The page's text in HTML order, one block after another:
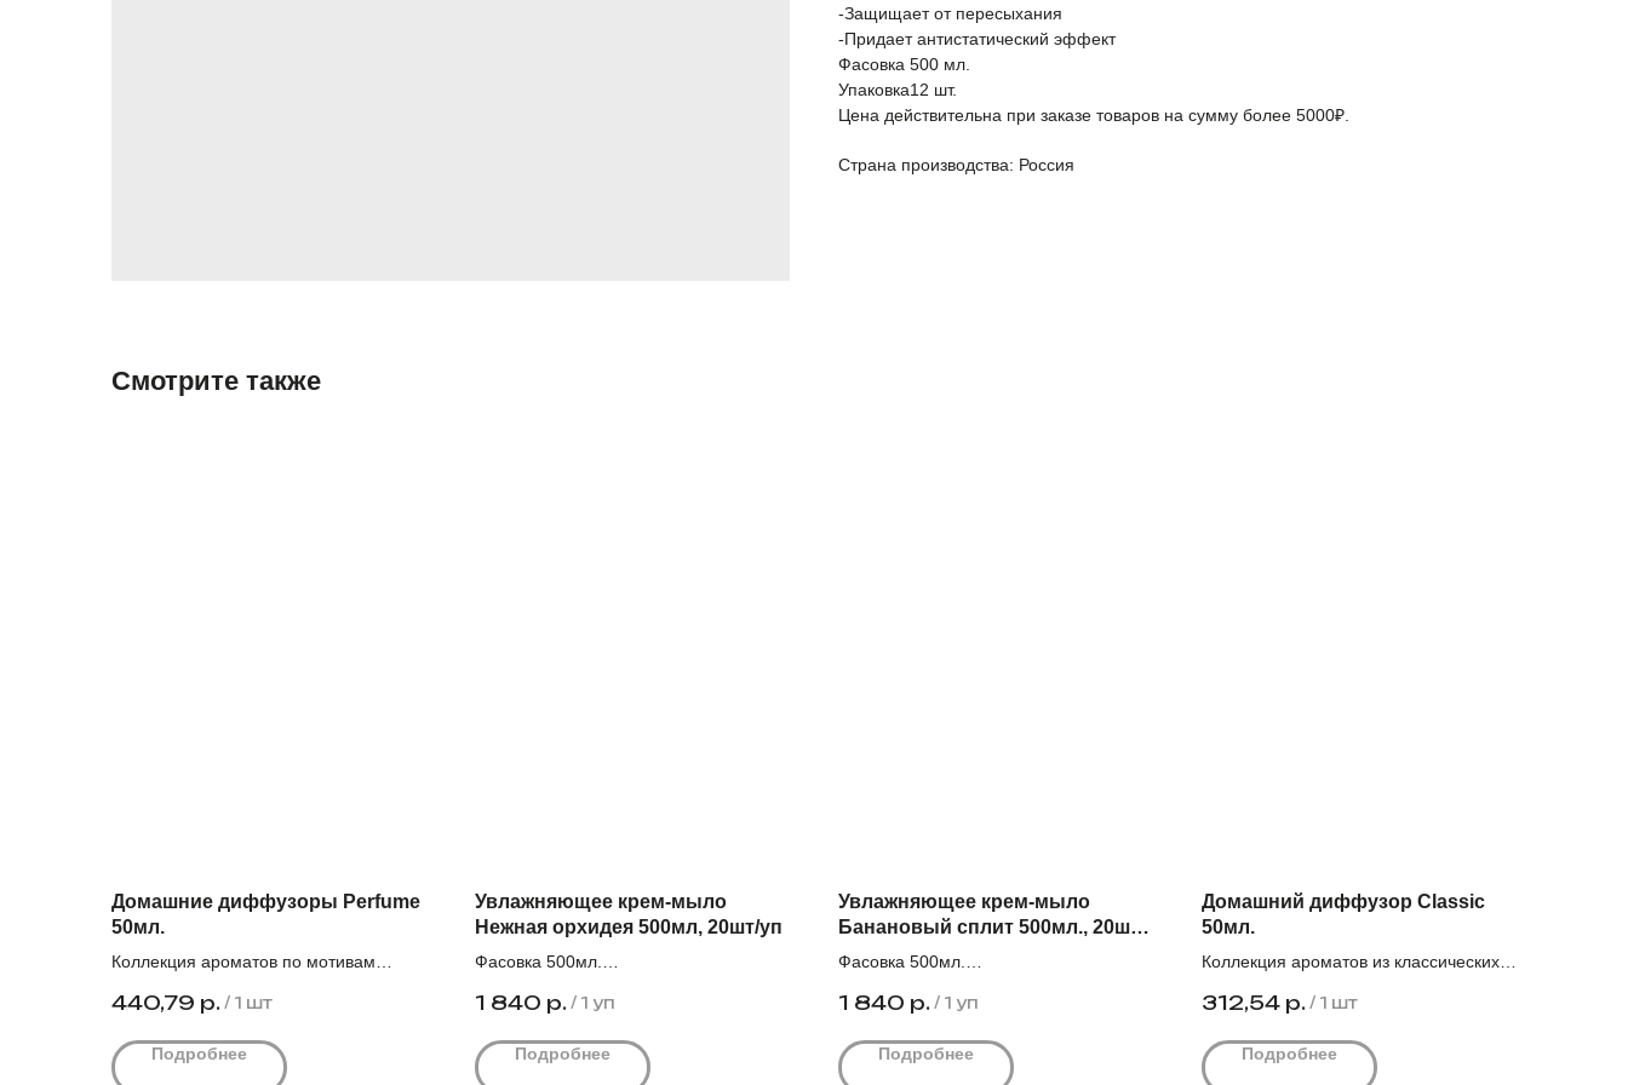
-Защищает от пересыхания
-Придает антистатический эффект
Фасовка 500 мл.
Упаковка12 шт.
Цена действительна при заказе товаров на сумму более 5000₽.
Страна производства: Россия
Смотрите также
Домашние диффузоры Perfume
50мл.
Коллекция ароматов по мотивам
Цена действует при заказе от 5000₽.
440,79 р. / 1 шт
Подробнее
Увлажняющее крем-мыло
Нежная орхидея 500мл, 20шт/уп
Фасовка 500мл.
Оптовая цена за единицу с НДС 92,0₽
1 840 р. / 1 уп
Подробнее
Увлажняющее крем-мыло
Банановый сплит 500мл., 20шт/
уп
Фасовка 500мл.
Оптовая цена за единицу с НДС 92,0₽
1 840 р. / 1 уп
Подробнее
Домашний диффузор Classic
50мл.
Коллекция ароматов из классических
Цена действует при заказе от 5000₽.
312,54 р. / 1 шт
Подробнее